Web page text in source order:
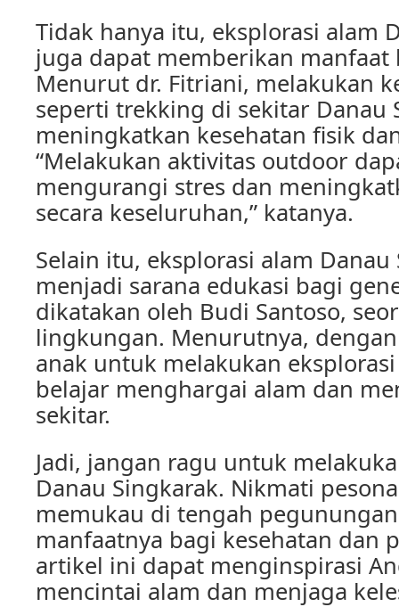
Tidak hanya itu, eksplorasi alam
juga dapat memberikan manfaat
Menurut dr. Fitriani, melakukan
seperti trekking di sekitar Danau
meningkatkan kesehatan fisik
“Melakukan aktivitas outdoor
mengurangi stres dan
secara keseluruhan,” katanya.
Selain itu, eksplorasi alam
menjadi sarana edukasi bagi
dikatakan oleh Budi Santoso,
lingkungan. Menurutnya,
anak untuk melakukan
belajar menghargai alam dan
sekitar.
Jadi, jangan ragu untuk
Danau Singkarak. Nikmati
memukau di tengah
manfaatnya bagi kesehatan dan
artikel ini dapat menginspirasi
mencintai alam dan menjaga